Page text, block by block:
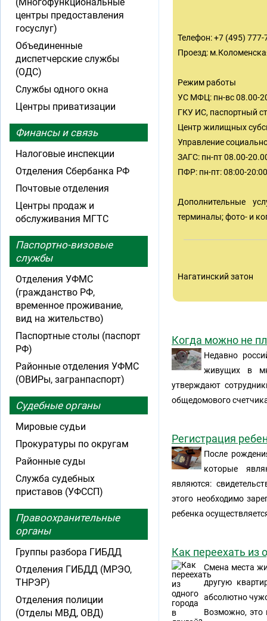
Телефон: +7 (495) 777-
Проезд:
Режим работы
УС МФЦ: пн-вс 08.00-
ГКУ ИС, паспортный
Центр жилищных
Управление
ЗАГС: пн-пт 08.00-
ПФР: пн-пт: 08:00-20:00
Дополнительные
терминалы; фото- и
Нагатинский затон
Когда можно не
Недавно
живущих в
утверждают
общедомового
Регистрация
После
которые
являются:
этого необходимо
ребенка
Как переехать из
Смена места
другую
абсолютно
Возможно, это
центры предоставления
госуслуг)
Объединенные
диспетчерские службы
(ОДС)
Службы одного окна
Центры приватизации
Финансы и связь
Налоговые инспекции
Отделения Сбербанка РФ
Почтовые отделения
Центры продаж и
обслуживания МГТС
Паспортно-визовые
службы
Отделения УФМС
(гражданство РФ,
временное проживание,
вид на жительство)
Паспортные столы (паспорт
РФ)
Районные отделения УФМС
(ОВИРы, загранпаспорт)
Судебные органы
Мировые судьи
Прокуратуры по округам
Районные суды
Служба судебных
приставов (УФССП)
Правоохранительные
органы
Группы разбора ГИБДД
Отделения ГИБДД (МРЭО,
ТНРЭР)
Отделения полиции
(Отделы МВД, ОВД)